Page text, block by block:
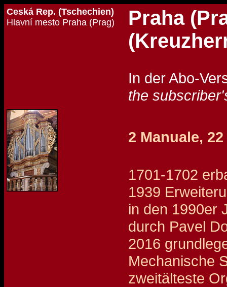
Ceská Rep. (Tschechien)
Hlavní mesto Praha (Prag)
Praha
In der Abo-
the
2 Manuale,
1701-1702
1939
in den 1990er
durch Pavel
2016
Mechanische
zweitälteste